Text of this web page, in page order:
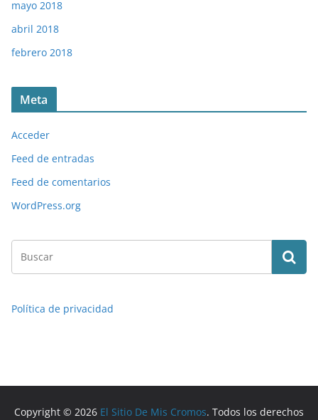
mayo 2018
abril 2018
febrero 2018
Meta
Acceder
Feed de entradas
Feed de comentarios
WordPress.org
Política de privacidad
Copyright © 2026 El Sitio De Mis Cromos. Todos los derechos